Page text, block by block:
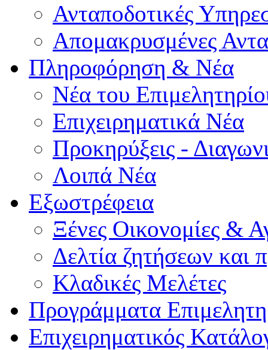
Ανταποδοτικές
Απομακρυσμένες
Πληροφόρηση & Νέα
Νέα του
Επιχειρηματικά Νέα
Προκηρύξεις -
Λοιπά Νέα
Εξωστρέφεια
Ξένες Οικονομίες &
Δελτία ζητήσεων
Κλαδικές Μελέτες
Προγράμματα
Επιχειρηματικός